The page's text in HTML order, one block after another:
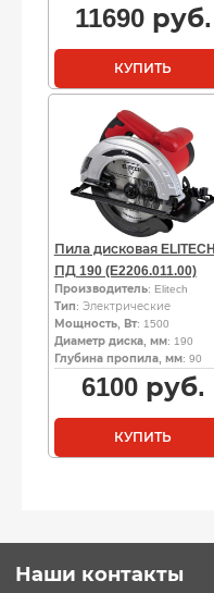
11690руб.
КУПИТЬ
Пила дисковая ELITECH
ПД 190 (E2206.011.00)
Производитель: Elitech
Тип: Электрические
Мощность, Вт: 1500
Диаметр диска, мм: 190
Глубина пропила, мм: 90
6100руб.
КУПИТЬ
Наши контакты